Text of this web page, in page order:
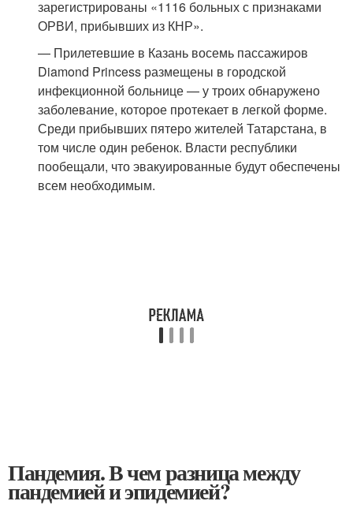
зарегистрированы «1116 больных с признаками
ОРВИ, прибывших из КНР».
— Прилетевшие в Казань восемь пассажиров
Diamond Princess размещены в городской
инфекционной больнице — у троих обнаружено
заболевание, которое протекает в легкой форме.
Среди прибывших пятеро жителей Татарстана, в
том числе один ребенок. Власти республики
пообещали, что эвакуированные будут обеспечены
всем необходимым.
Пандемия. В чем разница между
пандемией и эпидемией?